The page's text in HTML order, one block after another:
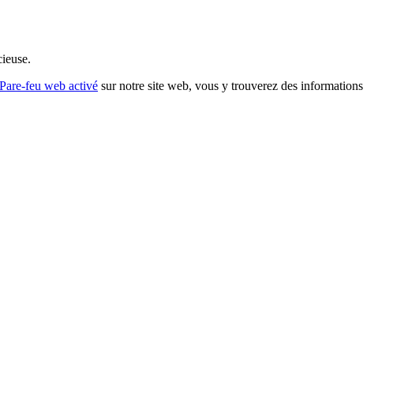
Pare-feu web activé sur notre site web, vous y trouverez des informations